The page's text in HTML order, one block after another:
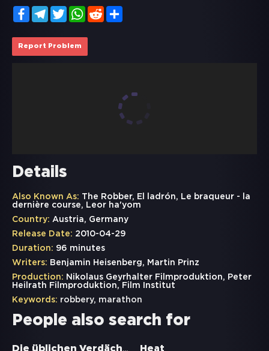
FacebookTelegramTwitterWhatsApp
Reddit
Report Problem
Details
Also Known As: The Robber, El ladrón, Le braqueur - la
dernière course, Leor ha'yom
Country: Austria, Germany
Release Date: 2010-04-29
Duration: 96 minutes
Writers: Benjamin Heisenberg, Martin Prinz
Production: Nikolaus Geyrhalter Filmproduktion, Peter
Heilrath Filmproduktion, Film Institut
Keywords: robbery, marathon
People also search for
Heat